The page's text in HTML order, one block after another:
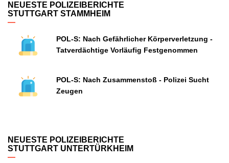
NEUESTE POLIZEIBERICHTE
STUTTGART STAMMHEIM
POL-S: Nach Gefährlicher Körperverletzung -
Tatverdächtige Vorläufig Festgenommen
POL-S: Nach Zusammenstoß - Polizei Sucht
Zeugen
NEUESTE POLIZEIBERICHTE
STUTTGART UNTERTÜRKHEIM